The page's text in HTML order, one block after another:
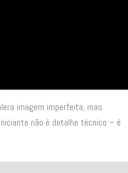
imagem imperfeita, mas
não é detalhe técnico – é